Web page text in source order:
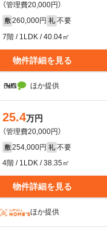
（管理費20,000円）
敷 260,000円 礼 不要
7階 / 1LDK / 40.04㎡
物件詳細を見る
ほか提供
25.4万円
（管理費20,000円）
敷 254,000円 礼 不要
4階 / 1LDK / 38.35㎡
物件詳細を見る
ほか提供